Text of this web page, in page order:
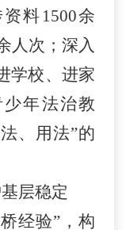
料 1500余
人次；深入
学校、进家
年法治教
、用法”的
层稳定
经验”，构